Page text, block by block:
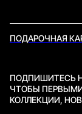
ПОДАРОЧНАЯ
ПОДПИШИТЕСЬ
ЧТОБЫ
КОЛЛЕКЦИИ,